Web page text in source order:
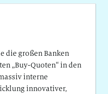
die großen Banken
„Buy-Quoten“ in den
interne
innovativer,